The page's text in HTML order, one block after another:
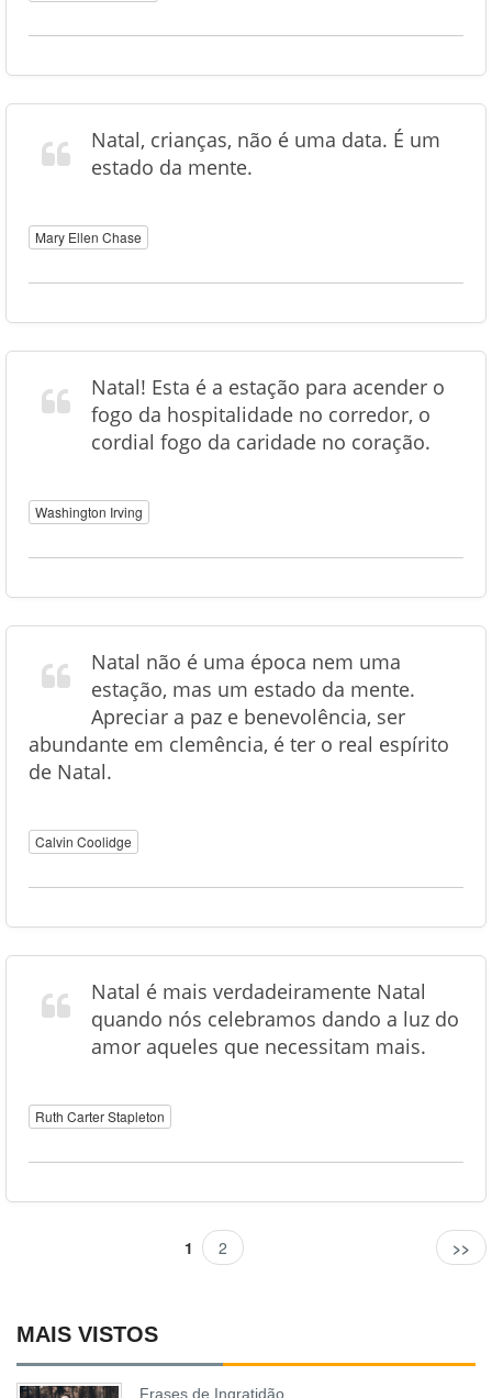
Natal, crianças, não é uma data. É um
estado da mente.
Mary Ellen Chase
Natal! Esta é a estação para acender o
fogo da hospitalidade no corredor, o
cordial fogo da caridade no coração.
Washington Irving
Natal não é uma época nem uma
estação, mas um estado da mente.
Apreciar a paz e benevolência, ser
abundante em clemência, é ter o real espírito
de Natal.
Calvin Coolidge
Natal é mais verdadeiramente Natal
quando nós celebramos dando a luz do
amor aqueles que necessitam mais.
Ruth Carter Stapleton
1 2 >>
MAIS VISTOS
Frases de Ingratidão